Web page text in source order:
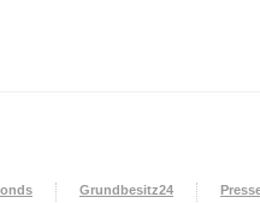
Grundbesitz24